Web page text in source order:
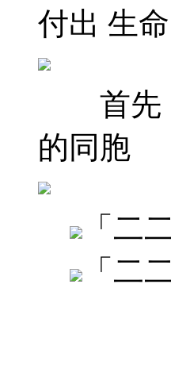
付出 生
首先
的同胞
「二
「二